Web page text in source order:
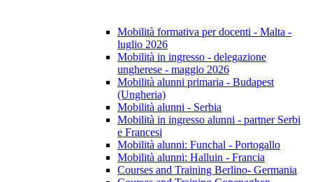
Mobilità formativa per docenti - Malta -
luglio 2026
Mobilità in ingresso - delegazione
ungherese - maggio 2026
Mobilità alunni primaria - Budapest
(Ungheria)
Mobilità alunni - Serbia
Mobilità in ingresso alunni - partner Serbi
e Francesi
Mobilità alunni: Funchal - Portogallo
Mobilità alunni: Halluin - Francia
Courses and Training Berlino- Germania